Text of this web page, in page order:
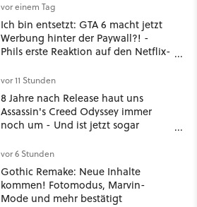
vor einem Tag
Ich bin entsetzt: GTA 6 macht jetzt
Werbung hinter der Paywall?! -
Phils erste Reaktion auf den Netflix-
vor 11 Stunden
8 Jahre nach Release haut uns
Assassin's Creed Odyssey immer
noch um - Und ist jetzt sogar
vor 6 Stunden
Gothic Remake: Neue Inhalte
kommen! Fotomodus, Marvin-
Mode und mehr bestätigt